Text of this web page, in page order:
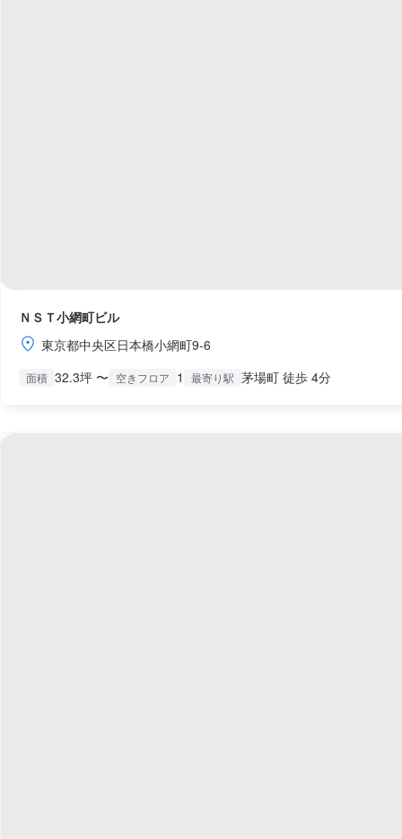
ＮＳＴ小網町ビル
東京都中央区日本橋小網町9-6
面積 32.3坪 〜 空きフロア 1 最寄り駅 茅場町 徒歩 4分